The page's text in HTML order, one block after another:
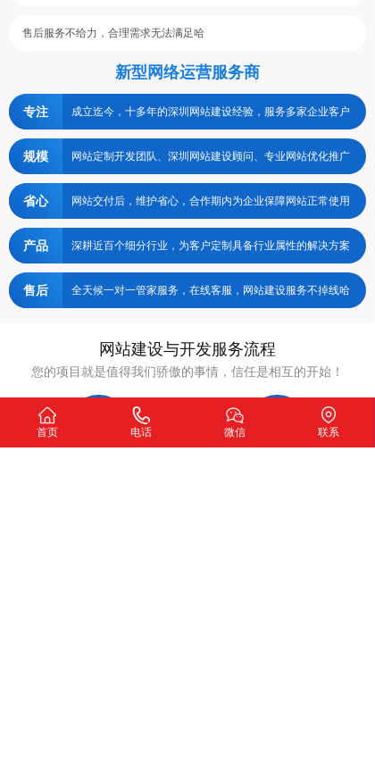
售后服务不给力，合理需求无法满足哈
新型网络运营服务商
专注 成立迄今，十多年的深圳网站建设经验，服务多家企业客户
规模 网站定制开发团队、深圳网站建设顾问、专业网站优化推广
省心 网站交付后，维护省心，合作期内为企业保障网站正常使用
产品 深耕近百个细分行业，为客户定制具备行业属性的解决方案
售后 全天候一对一管家服务，在线客服，网站建设服务不掉线哈
网站建设与开发服务流程
您的项目就是值得我们骄傲的事情，信任是相互的开始！
首页 电话 微信 联系